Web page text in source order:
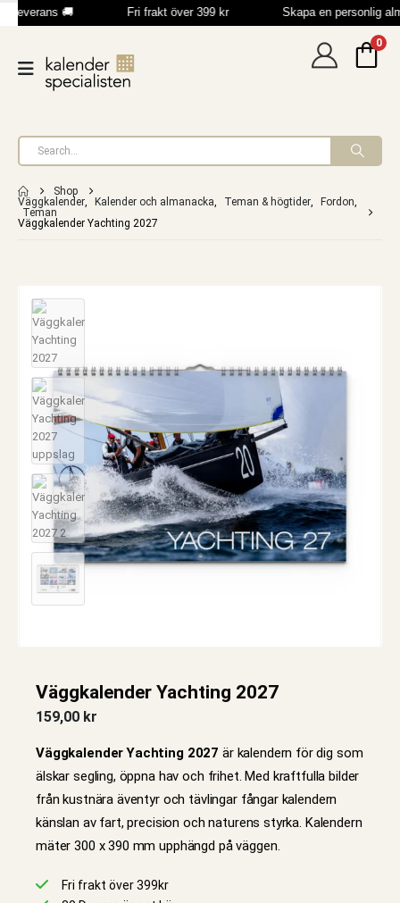
leverans 🚚 Fri frakt över 399 kr Skapa en personlig
0
Shop
Väggkalender, Kalender och almanacka, Teman & högtider, Fordon,
Teman
Väggkalender Yachting 2027
Väggkalender Yachting 2027
159,00 kr
Väggkalender Yachting 2027 är kalendern för dig som
älskar segling, öppna hav och frihet. Med kraftfulla bilder
från kustnära äventyr och tävlingar fångar kalendern
känslan av fart, precision och naturens styrka. Kalendern
mäter 300 x 390 mm upphängd på väggen.
Fri frakt över 399kr